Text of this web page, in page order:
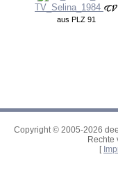
Copyright © 2005-2026
Rechte
[